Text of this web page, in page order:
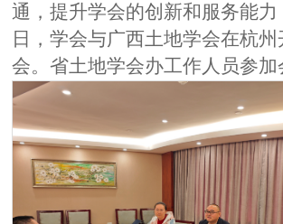
通，提升学会的创新和服务能力
日，学会与广西土地学会在杭州
会。省土地学会办工作人员参加